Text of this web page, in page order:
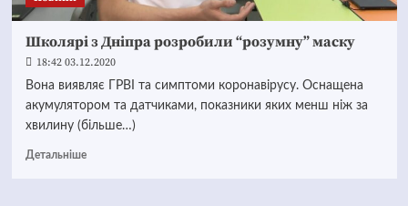
Школярі з Дніпра розробили “розумну” маску
18:42 03.12.2020
Вона виявляє ГРВІ та симптоми коронавірусу. Оснащена
акумулятором та датчиками, показники яких менш ніж за
хвилину (більше…)
Детальніше